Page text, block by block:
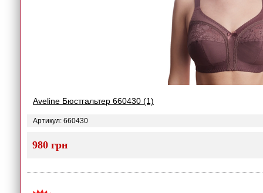
Aveline Бюстгальтер 660430 (1)
Артикул: 660430
980 грн